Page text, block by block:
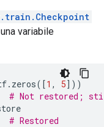
variabile
. zeros([1 , 5]))
# Not restored;
# Restored